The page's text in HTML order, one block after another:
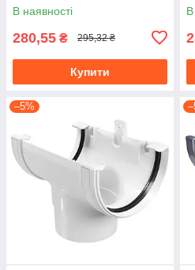
В наявності
280,55 ₴ 295,32 ₴
Купити
В
–5%